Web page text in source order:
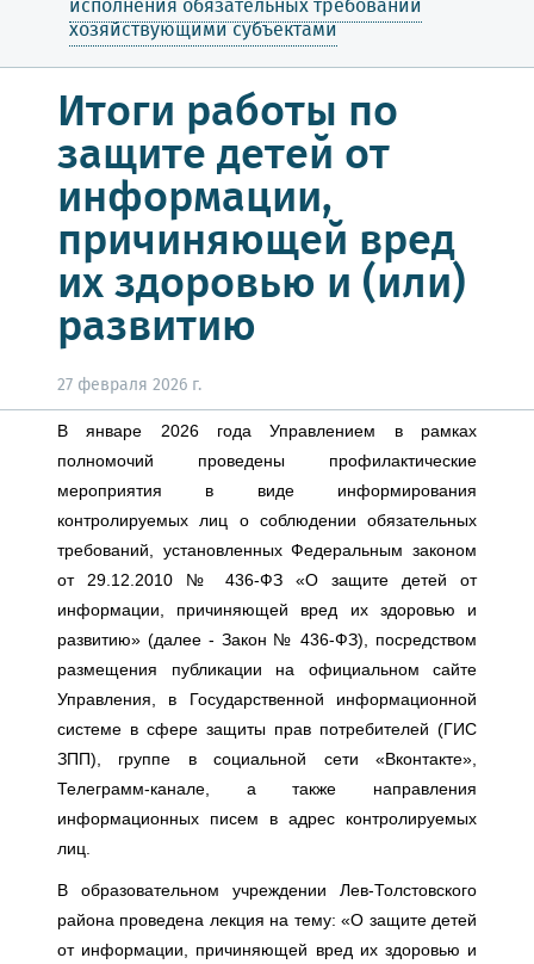
исполнения обязательных требований
хозяйствующими субъектами
Итоги работы по
защите детей от
информации,
причиняющей вред
их здоровью и (или)
развитию
27 февраля 2026 г.
В январе 2026 года Управлением в рамках
полномочий проведены профилактические
мероприятия в виде информирования
контролируемых лиц о соблюдении обязательных
требований, установленных Федеральным законом
от 29.12.2010 № 436-ФЗ «О защите детей от
информации, причиняющей вред их здоровью и
развитию» (далее - Закон № 436-ФЗ), посредством
размещения публикации на официальном сайте
Управления, в Государственной информационной
системе в сфере защиты прав потребителей (ГИС
ЗПП), группе в социальной сети «Вконтакте»,
Телеграмм-канале, а также направления
информационных писем в адрес контролируемых
лиц.
В образовательном учреждении Лев-Толстовского
района проведена лекция на тему: «О защите детей
от информации, причиняющей вред их здоровью и